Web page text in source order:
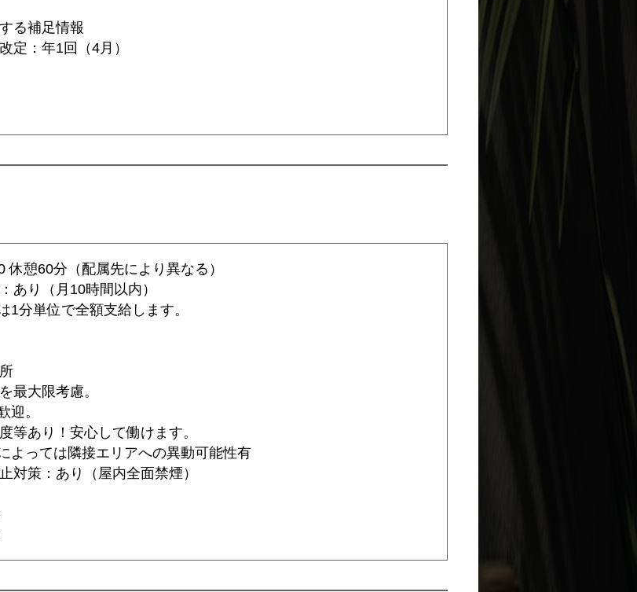
る補足情報
定：年1回（4月）
休憩60分（配属先により異なる）
あり（月10時間以内）
1分単位で全額支給します。
最大限考慮。
迎。
等あり！安心して働けます。
よっては隣接エリアへの異動可能性有
対策：あり（屋内全面禁煙）